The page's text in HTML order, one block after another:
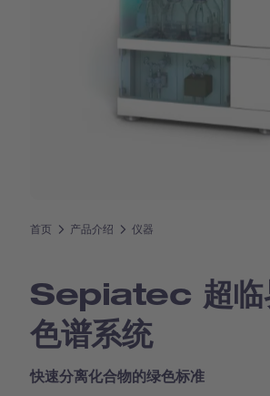
首页 产品介绍 仪器
Sepiatec 超临
色谱系统
快速分离化合物的绿色标准